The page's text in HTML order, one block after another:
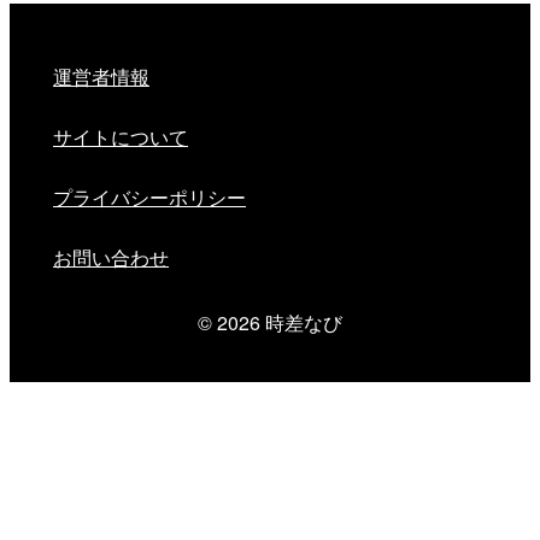
運営者情報
サイトについて
プライバシーポリシー
お問い合わせ
© 2026 時差なび